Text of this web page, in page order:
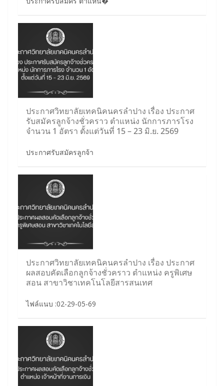
ประกาศวิทยาลัยเทคนิคนครลำปาง เรื่อง ประกาศ
รับสมัครลูกจ้างชั่วคราว ตำแหน่ง นักการภารโรง
จำนวน 1 อัตรา ตั้งแต่วันที่ 15 – 23 มิ.ย. 2569
ประกาศรับสมัครลูกจ้า
ประกาศวิทยาลัยเทคนิคนครลำปาง เรื่อง ประกาศ
ผลสอบคัดเลือกลูกจ้างชั่วคราว ตำแหน่ง ครูพิเศษ
สอน สาขาวิชาเทคโนโลยีสารสนเทศ
ไฟล์แนบ :02-29-05-69